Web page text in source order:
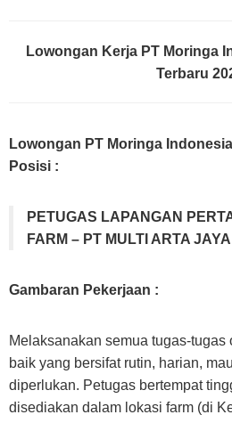
Lowongan Kerja PT Moringa
Terbaru
Lowongan PT Moringa
Posisi :
PETUGAS LAPANGAN
FARM – PT MULTI ARTA
Gambaran Pekerjaan :
Melaksanakan semua tugas-tugas
baik yang bersifat rutin, harian,
diperlukan. Petugas bertempat
disediakan dalam lokasi farm (di